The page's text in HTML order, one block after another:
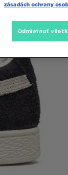
zásadách ochrany
Odmietnuť